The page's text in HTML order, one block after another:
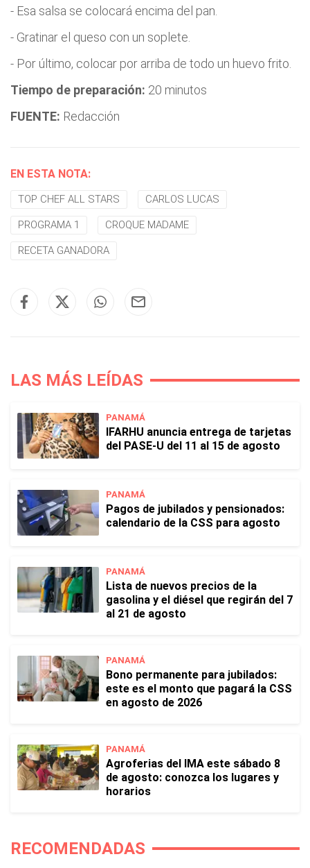
- Esa salsa se colocará encima del pan.
- Gratinar el queso con un soplete.
- Por último, colocar por arriba de todo un huevo frito.
Tiempo de preparación: 20 minutos
FUENTE: Redacción
EN ESTA NOTA:
TOP CHEF ALL STARS CARLOS LUCAS
PROGRAMA 1 CROQUE MADAME
RECETA GANADORA
LAS MÁS LEÍDAS
PANAMÁ
IFARHU anuncia entrega de tarjetas
del PASE-U del 11 al 15 de agosto
PANAMÁ
Pagos de jubilados y pensionados:
calendario de la CSS para agosto
PANAMÁ
Lista de nuevos precios de la
gasolina y el diésel que regirán del 7
al 21 de agosto
PANAMÁ
Bono permanente para jubilados:
este es el monto que pagará la CSS
en agosto de 2026
PANAMÁ
Agroferias del IMA este sábado 8
de agosto: conozca los lugares y
horarios
RECOMENDADAS